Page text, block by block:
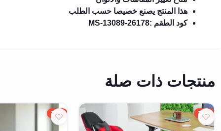
هذا المنتج يصنع خصيصا حسب الطلب
كود الطقم :MS-13089-26178
منتجات ذات صلة
15%
15%